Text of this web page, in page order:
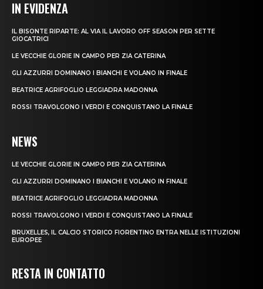
IN EVIDENZA
IL BISONTE RIPARTE: AL VIA IL LAVORO OFF SEASON PER SETTE
GIOCATRICI
LE VECCHIE GLORIE IN CAMPO PER ZIA CATERINA
GLI AZZURRI DOMINANO I BIANCHI E VOLANO IN FINALE
BEATRICE AGRIFOGLIO LEGGIADRA MADONNA
ROSSI TRAVOLGONO I VERDI E CONQUISTANO LA FINALE
NEWS
LE VECCHIE GLORIE IN CAMPO PER ZIA CATERINA
GLI AZZURRI DOMINANO I BIANCHI E VOLANO IN FINALE
BEATRICE AGRIFOGLIO LEGGIADRA MADONNA
ROSSI TRAVOLGONO I VERDI E CONQUISTANO LA FINALE
BRUXELLES, IL CALCIO STORICO FIORENTINO ENTRA NELLE ISTITUZIONI
EUROPEE
RESTA IN CONTATTO